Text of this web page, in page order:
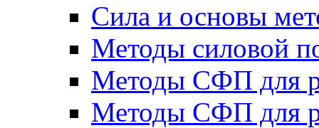
Сила и основы
Методы силовой
Методы СФП для
Методы СФП для